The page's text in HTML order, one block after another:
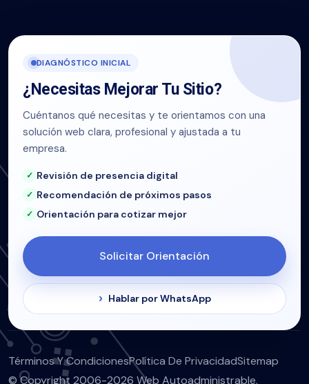
DIAGNÓSTICO INICIAL
¿Necesitas Mejorar Tu Sitio?
Cuéntanos qué necesitas y te orientamos con una
solución web clara, profesional y ajustada a tu
empresa.
Revisión de presencia digital
Recomendación de próximos pasos
Orientación para cotizar mejor
Solicitar Orientación
Hablar por WhatsApp
© Copyright 2006-2026 Web Autoadministrable.
Términos Y CondicionesPolítica De PrivacidadSitemap